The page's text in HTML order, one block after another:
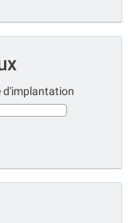
d'implantation